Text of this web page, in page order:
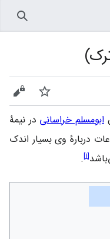
پیگیری
ابومسلم‌ خراسانی‌ در نیمۀ
دربارۀ وی بسیار اندک‌
[۱]
.